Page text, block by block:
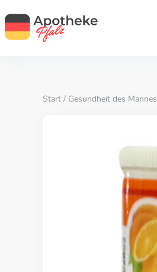
Start / Gesundheit des Mannes